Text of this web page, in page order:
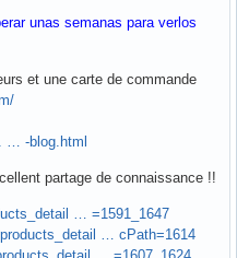
unas semanas para verlos
et une carte de commande
… -blog.html
partage de connaissance !!
… =1591_1647
… cPath=1614